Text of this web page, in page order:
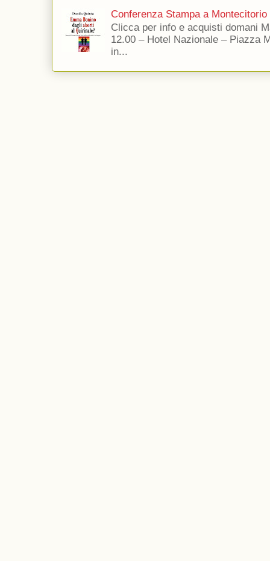
Conferenza Stampa a Montecitorio
Clicca per info e acquisti domani
12.00 – Hotel Nazionale – Piazza
in...